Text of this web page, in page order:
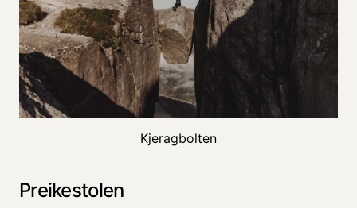
Kjeragbolten
Preikestolen